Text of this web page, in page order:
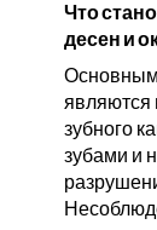
Что
десен и
являются
зубного
зубами и